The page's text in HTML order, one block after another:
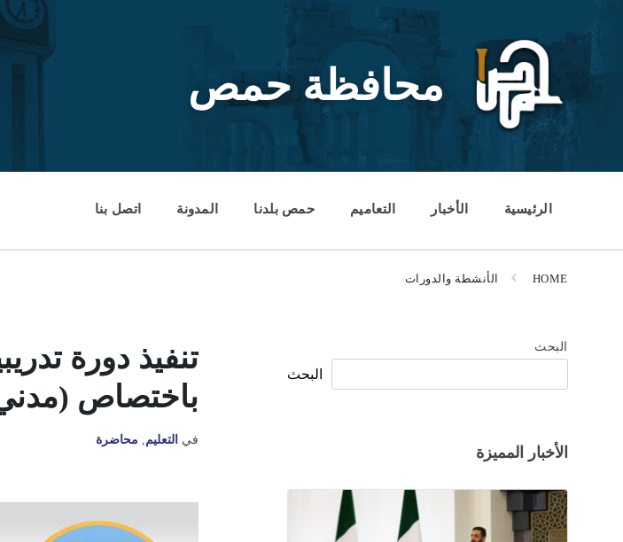
content
محافظة حمص
الرئيسية الأخبار التعاميم حمص بلدنا المدونة اتصل بنا
HOME الأنشطة والدورات
تنفيذ دورة
باختصاص
في التعليم, محاضرة
البحث
البحث
الأخبار المميزة